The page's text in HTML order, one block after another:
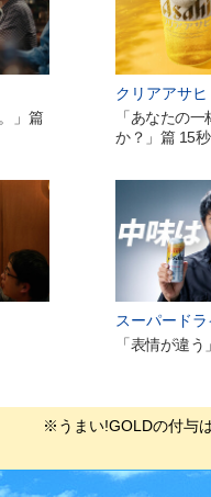
」篇
クリアアサヒ
「あなたの
か？」篇 15
スーパード
「表情が違
※うまい!GOLDの付与